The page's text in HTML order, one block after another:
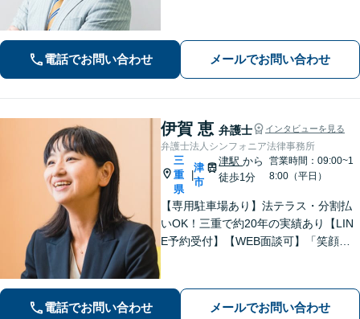
数【借金・債務整理】自己破産で、借
金を0にできる可能性があります。
電話でお問い合わせ メールでお問い合わせ
伊賀 恵 弁護士 インタビューを見る
弁護士法人シンフォニア法律事務所
三
重
県
|
津
市
津駅から
徒歩1分
営業時間：09:00~1
8:00（平日）
【専用駐車場あり】法テラス・分割払
いOK！三重で約20年の実績あり【LIN
E予約受付】【WEB面談可】「笑顔に
性別・年代問わず実績豊富【借金】家
計全体を見直すプランをご提案
電話でお問い合わせ メールでお問い合わせ